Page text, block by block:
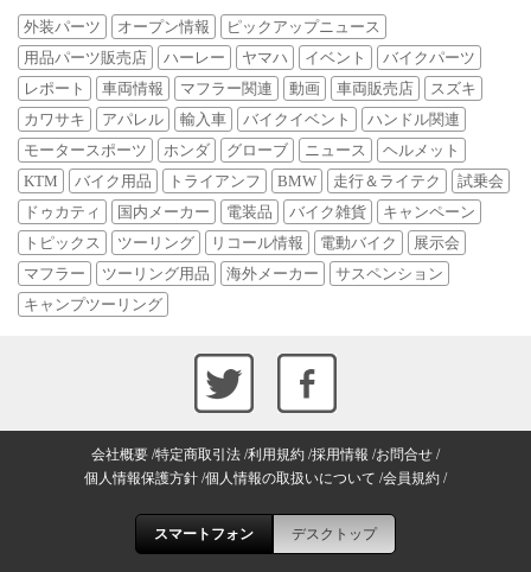
外装パーツ オープン情報
ピックアップニュース
用品パーツ販売店
ハーレー ヤマハ イベント
バイクパーツ
レポート
車両情報 マフラー関連 動画 車両販売店
スズキ
カワサキ
アパレル 輸入車 バイクイベント
ハンドル関連
モータースポーツ
ホンダ グローブ ニュース
ヘルメット
KTM
バイク用品 トライアンフ BMW 走行＆ライテク
試乗会
ドゥカティ
国内メーカー 電装品 バイク雑貨
キャンペーン
トピックス
ツーリング リコール情報 電動バイク
展示会
マフラー
ツーリング用品 海外メーカー
サスペンション
キャンプツーリング
会社概要 特定商取引法 利用規約 採用情報 お問合せ
個人情報保護方針 個人情報の取扱いについて 会員規約
スマートフォン デスクトップ